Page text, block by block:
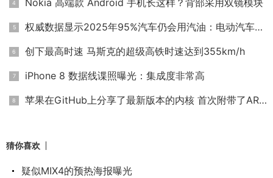
Nokia 高端款 Android 手机长这样？背部采用双镜模块
权威数据显示2025年95%汽车仍会用汽油：电动汽车靠边
创下最高时速 马斯克的超级高铁时速达到355km/h
iPhone 8 数据线谍照曝光：集成度非常高
苹果在GitHub上分享了最新版本的内核 首次附带了ARM版本
猜你喜欢
疑似MIX4的预热海报曝光